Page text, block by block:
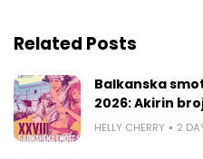
Related Posts
Balkanska
2026: Akirin
HELLY CHERRY 2